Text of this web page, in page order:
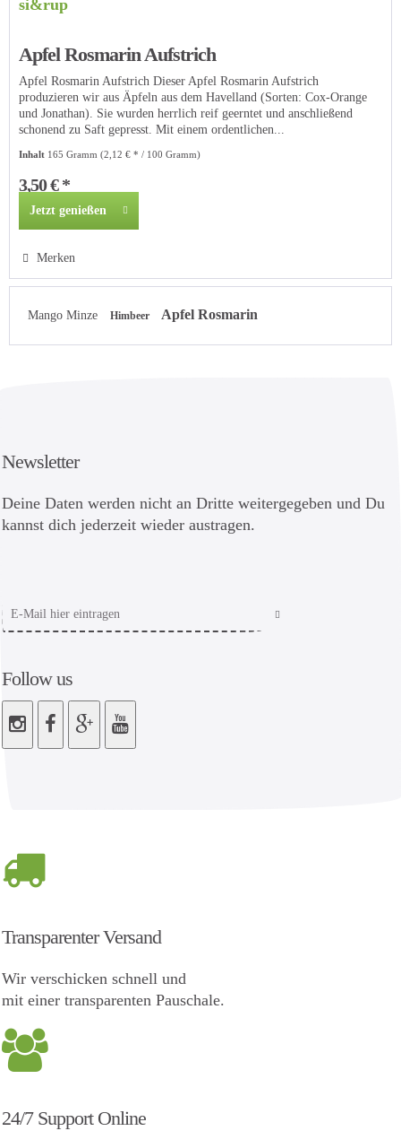
si&rup
Apfel Rosmarin Aufstrich
Apfel Rosmarin Aufstrich Dieser Apfel Rosmarin Aufstrich
produzieren wir aus Äpfeln aus dem Havelland (Sorten: Cox-Orange
und Jonathan). Sie wurden herrlich reif geerntet und anschließend
schonend zu Saft gepresst. Mit einem ordentlichen...
Inhalt 165 Gramm(2,12 € * / 100 Gramm)
3,50 € *
Jetzt genießen
Merken
Mango Minze Himbeer Apfel Rosmarin
Newsletter
Deine Daten werden nicht an Dritte weitergegeben und Du
kannst dich jederzeit wieder austragen.
Follow us
Transparenter Versand
Wir verschicken schnell und
mit einer transparenten Pauschale.
24/7 Support Online